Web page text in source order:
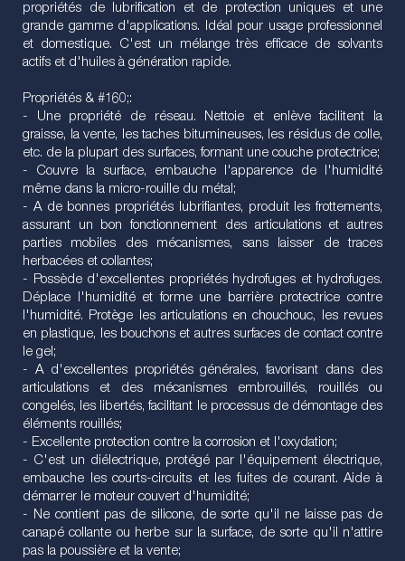
propriétés de lubrification et de protection uniques et une
grande gamme d'applications. Idéal pour usage professionnel
et domestique. C'est un mélange très efficace de solvants
actifs et d'huiles à génération rapide.
Propriétés & #160;:
- Une propriété de réseau. Nettoie et enlève facilitent la
graisse, la vente, les taches bitumineuses, les résidus de colle,
etc. de la plupart des surfaces, formant une couche protectrice;
- Couvre la surface, embauche l'apparence de l'humidité
même dans la micro-rouille du métal;
- A de bonnes propriétés lubrifiantes, produit les frottements,
assurant un bon fonctionnement des articulations et autres
parties mobiles des mécanismes, sans laisser de traces
herbacées et collantes;
- Possède d'excellentes propriétés hydrofuges et hydrofuges.
Déplace l'humidité et forme une barrière protectrice contre
l'humidité. Protège les articulations en chouchouc, les revues
en plastique, les bouchons et autres surfaces de contact contre
le gel;
- A d'excellentes propriétés générales, favorisant dans des
articulations et des mécanismes embrouillés, rouillés ou
congelés, les libertés, facilitant le processus de démontage des
éléments rouillés;
- Excellente protection contre la corrosion et l'oxydation;
- C'est un diélectrique, protégé par l'équipement électrique,
embauche les courts-circuits et les fuites de courant. Aide à
démarrer le moteur couvert d'humidité;
- Ne contient pas de silicone, de sorte qu'il ne laisse pas de
canapé collante ou herbe sur la surface, de sorte qu'il n'attire
pas la poussière et la vente;